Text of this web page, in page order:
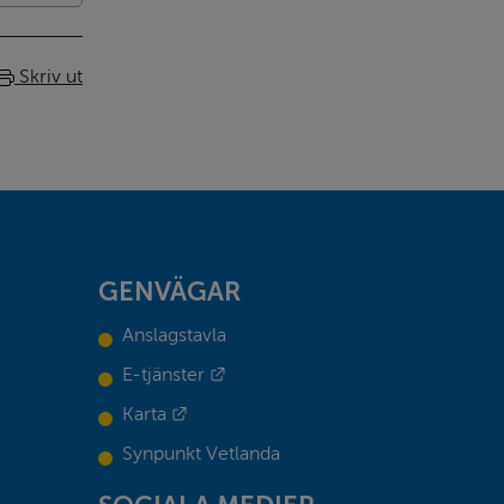
Skriv ut
GENVÄGAR
Anslagstavla
E-tjänster
Länk till annan webbplats.
Karta
Länk till annan webbplats.
Synpunkt Vetlanda